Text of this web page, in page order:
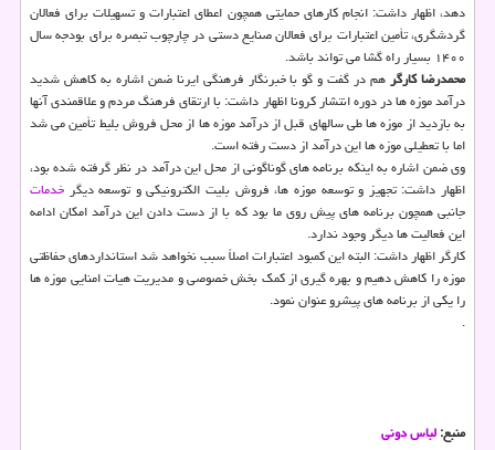
دهد، اظهار داشت: انجام کارهای حمایتی همچون اعطای اعتبارات و تسهیلات برای فعالان
گردشگری، تأمین اعتبارات برای فعالان صنایع دستی در چارچوب تبصره برای بودجه سال
۱۴۰۰ بسیار راه گشا می تواند باشد.
محمدرضا کارگرهم در گفت و گو با خبرنگار فرهنگی ایرنا ضمن اشاره به کاهش شدید
درآمد موزه ها در دوره انتشار کرونا اظهار داشت: با ارتقای فرهنگ مردم و علاقمندی آنها
به بازدید از موزه ها طی سالهای قبل از درآمد موزه ها از محل فروش بلیط تأمین می شد
اما با تعطیلی موزه ها این درآمد از دست رفته است.
وی ضمن اشاره به اینکه برنامه های گوناگونی از محل این درآمد در نظر گرفته شده بود،
اظهار داشت: تجهیز و توسعه موزه ها، فروش بلیت الکترونیکی و توسعه دیگر خدمات
جانبی همچون برنامه های پیش روی ما بود که با از دست دادن این درآمد امکان ادامه
این فعالیت ها دیگر وجود ندارد.
کارگر اظهار داشت: البته این کمبود اعتبارات اصلاً سبب نخواهد شد استانداردهای حفاظتی
موزه را کاهش دهیم و بهره گیری از کمک بخش خصوصی و مدیریت هیات امنایی موزه ها
را یکی از برنامه های پیشرو عنوان نمود.
.
منبع:لباس دونی